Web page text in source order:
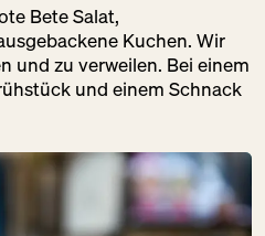
Bete Salat,
Kuchen. Wir
und zu verweilen. Bei einem
und einem Schnack
SA:10:00 – 18:00